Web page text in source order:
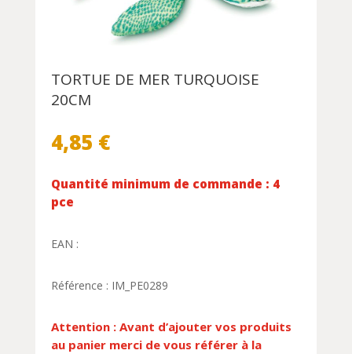
TORTUE DE MER TURQUOISE
20CM
4,85 €
Quantité minimum de commande : 4
pce
EAN :
Référence : IM_PE0289
Attention : Avant d’ajouter vos produits
au panier merci de vous référer à la